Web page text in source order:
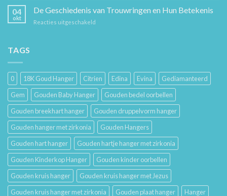
Hem
Verzorging:
04
okt
De Geschiedenis van Trouwringen en Hun Betekenis
Reacties uitgeschakeld
Hun
Betekenis
TAGS
0 18K Goud Hanger Citrien Edina Evina
Gediamanteerd
Gem
Gouden Baby Hanger
Gouden bedel oorbellen
Gouden breekhart hanger
Gouden druppelvorm hanger
Gouden hanger met zirkonia
Gouden Hangers
Gouden hart hanger
Gouden hartje hanger met zirkonia
Gouden Kinderkop Hanger
Gouden kinder oorbellen
Gouden kruis hanger
Gouden kruis hanger met Jezus
Gouden kruis hanger met zirkonia
Gouden plaat hanger
Hanger